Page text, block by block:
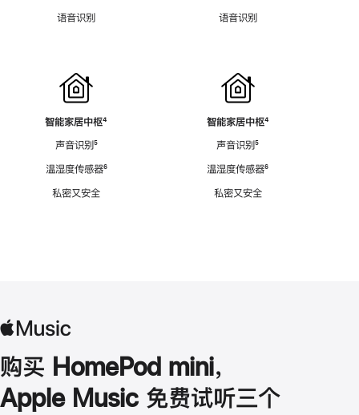
语音识别
智能家居中枢脚
⁴
声音识别脚
⁵
温湿度传感器脚
⁶
私密又安全
语音识别
智能家居中枢脚
⁴
声音识别脚
⁵
温湿度传感器脚
⁶
私密又安全
购买 HomePod mini，
Apple Music 免费试听三个